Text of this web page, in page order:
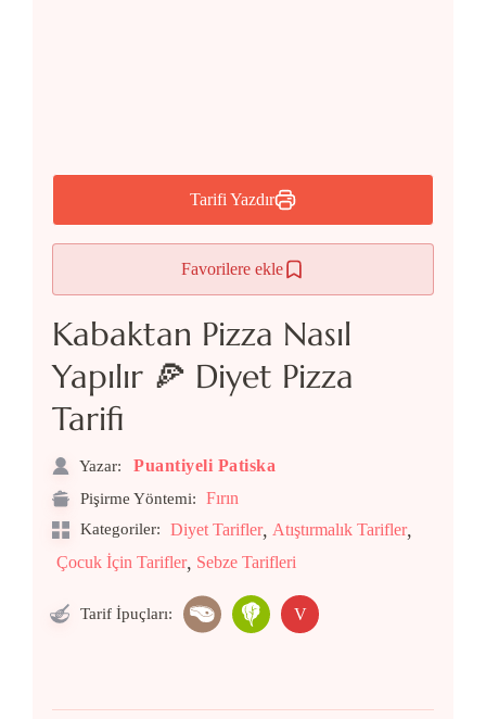
Tarifi Yazdır
Favorilere ekle
Kabaktan Pizza Nasıl
Yapılır 🍕 Diyet Pizza
Tarifi
Yazar: Puantiyeli Patiska
Pişirme Yöntemi: Fırın
Kategoriler: Diyet Tarifler, Atıştırmalık Tarifler,
Çocuk İçin Tarifler, Sebze Tarifleri
Tarif İpuçları: V